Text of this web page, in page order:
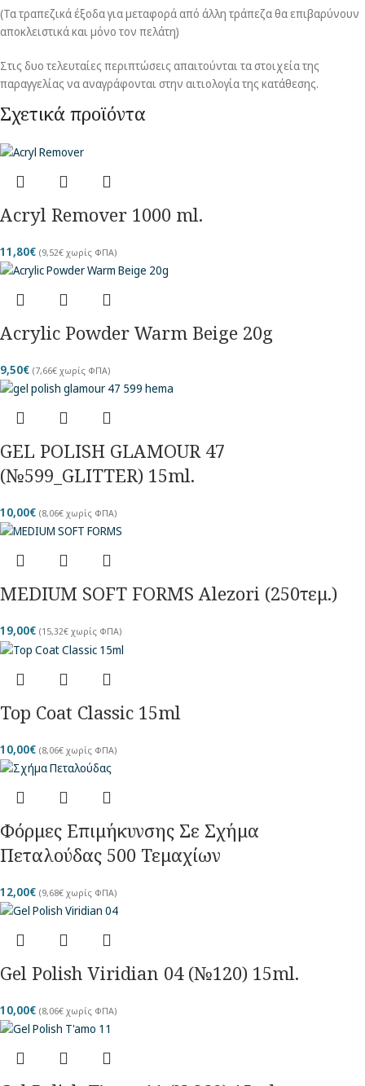
(Τα τραπεζικά έξοδα για μεταφορά από άλλη τράπεζα θα επιβαρύνουν
αποκλειστικά και μόνο τον πελάτη)
Στις δυο τελευταίες περιπτώσεις απαιτούνται τα στοιχεία της
παραγγελίας να αναγράφονται στην αιτιολογία της κατάθεσης.
Σχετικά προϊόντα
Acryl Remover 1000 ml.
11,80€ (9,52€ χωρίς ΦΠΑ)
Acrylic Powder Warm Beige 20g
9,50€ (7,66€ χωρίς ΦΠΑ)
GEL POLISH GLAMOUR 47
(№599_GLITTER) 15ml.
10,00€ (8,06€ χωρίς ΦΠΑ)
MEDIUM SOFT FORMS Alezori (250τεμ.)
19,00€ (15,32€ χωρίς ΦΠΑ)
Top Coat Classic 15ml
10,00€ (8,06€ χωρίς ΦΠΑ)
Φόρμες Επιμήκυνσης Σε Σχήμα
Πεταλούδας 500 Τεμαχίων
12,00€ (9,68€ χωρίς ΦΠΑ)
Gel Polish Viridian 04 (№120) 15ml.
10,00€ (8,06€ χωρίς ΦΠΑ)